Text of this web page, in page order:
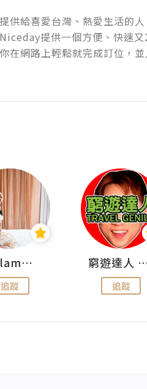
供給喜愛台灣、熱愛生活的
提供一個方便、快速
在網路上輕鬆就完成訂位，
rikalammm
追蹤
窮遊達人
追蹤